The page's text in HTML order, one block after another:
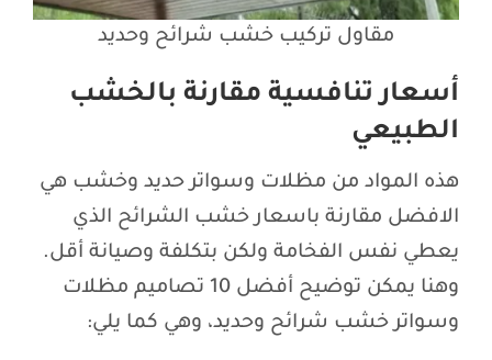
مقاول تركيب خشب شرائح وحديد
أسعار تنافسية مقارنة بالخشب
الطبيعي
هذه المواد من مظلات وسواتر حديد وخشب هي
الافضل مقارنة باسعار خشب الشرائح الذي
يعطي نفس الفخامة ولكن بتكلفة وصيانة أقل.
وهنا يمكن توضيح أفضل 10 تصاميم مظلات
وسواتر خشب شرائح وحديد، وهي كما يلي: